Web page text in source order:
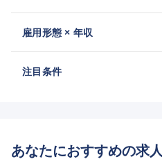
雇用形態 × 年収
注目条件
あなたにおすすめの求人